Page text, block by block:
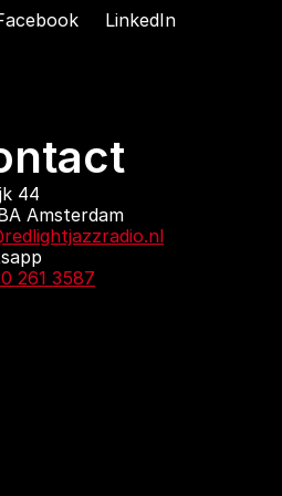
LinkedIn
44
Amsterdam
261 3587